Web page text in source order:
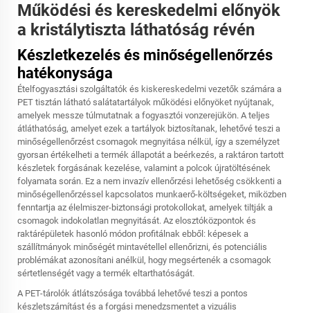
Működési és kereskedelmi előnyök
a kristálytiszta láthatóság révén
Készletkezelés és minőségellenőrzés
hatékonysága
Ételfogyasztási szolgáltatók és kiskereskedelmi vezetők számára a
PET tisztán látható salátatartályok működési előnyöket nyújtanak,
amelyek messze túlmutatnak a fogyasztói vonzerejükön. A teljes
átláthatóság, amelyet ezek a tartályok biztosítanak, lehetővé teszi a
minőségellenőrzést csomagok megnyitása nélkül, így a személyzet
gyorsan értékelheti a termék állapotát a beérkezés, a raktáron tartott
készletek forgásának kezelése, valamint a polcok újratöltésének
folyamata során. Ez a nem invazív ellenőrzési lehetőség csökkenti a
minőségellenőrzéssel kapcsolatos munkaerő-költségeket, miközben
fenntartja az élelmiszer-biztonsági protokollokat, amelyek tiltják a
csomagok indokolatlan megnyitását. Az elosztóközpontok és
raktárépületek hasonló módon profitálnak ebből: képesek a
szállítmányok minőségét mintavétellel ellenőrizni, és potenciális
problémákat azonosítani anélkül, hogy megsértenék a csomagok
sértetlenségét vagy a termék eltarthatóságát.
A PET-tárolók átlátszósága továbbá lehetővé teszi a pontos
készletszámítást és a forgási menedzsmentet a vizuális